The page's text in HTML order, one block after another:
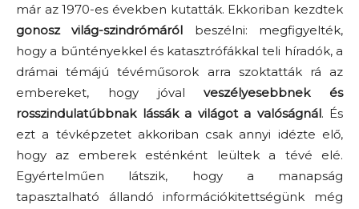
már az 1970-es években kutatták. Ekkoriban kezdtek
gonosz világ-szindrómáról beszélni: megfigyelték,
hogy a bűntényekkel és katasztrófákkal teli híradók, a
drámai témájú tévéműsorok arra szoktatták rá az
embereket, hogy jóvalveszélyesebbnek és
rosszindulatúbbnak lássák a világot a valóságnál. És
ezt a tévképzetet akkoriban csak annyi idézte elő,
hogy az emberek esténként leültek a tévé elé.
Egyértelműen látszik, hogy a manapság
tapasztalható állandó információkitettségünk még